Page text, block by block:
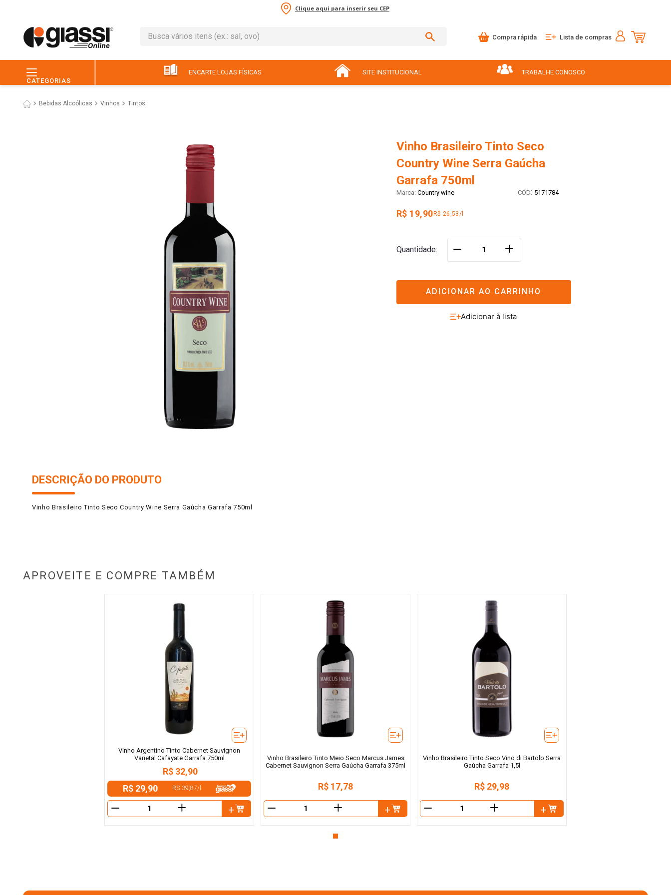
Clique aqui para inserir seu CEP
Busca vários itens (ex.: sal, ovo)
Compra rápida Lista de compras
CATEGORIAS
ENCARTE LOJAS FÍSICAS SITE INSTITUCIONAL TRABALHE CONOSCO
Bebidas Alcoólicas Vinhos Tintos
Vinho Brasileiro Tinto Seco
Country Wine Serra Gaúcha
Garrafa 750ml
Country wine : 5171784
R$ 19,90R$ 26,53/l
Quantidade ＋
ADICIONAR AO CARRINHO
DESCRIÇÃO DO PRODUTO
Vinho Brasileiro Tinto Seco Country Wine Serra Gaúcha Garrafa 750ml
APROVEITE E COMPRE TAMBÉM
Vinho Argentino Tinto Cabernet Sauvignon
Varietal Cafayate Garrafa 750ml
R$ 32,90
R$ 29,90
R$ 39,87/
＋
Vinho Brasileiro Tinto Meio Seco Marcus James
Cabernet Sauvignon Serra Gaúcha Garrafa 375ml
R$ 17,78
＋
Vinho Brasileiro Tinto Seco Vino di Bartolo Serra
Gaúcha Garrafa 1,5l
R$ 29,98
＋
leite
chocolate
macarrão
arroz